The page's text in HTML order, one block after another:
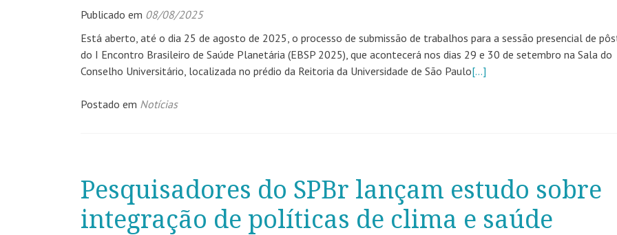
Publicado em 08/08/2025
Está aberto, até o dia 25 de agosto de 2025, o processo de submissão de trabalhos para a sessão presencial de
do I Encontro Brasileiro de Saúde Planetária (EBSP 2025), que acontecerá nos dias 29 e 30 de setembro na Sala do
Conselho Universitário, localizada no prédio da Reitoria da Universidade de São Paulo[…]
Postado em Notícias
Pesquisadores do SPBr lançam estudo sobre
integração de políticas de clima e saúde